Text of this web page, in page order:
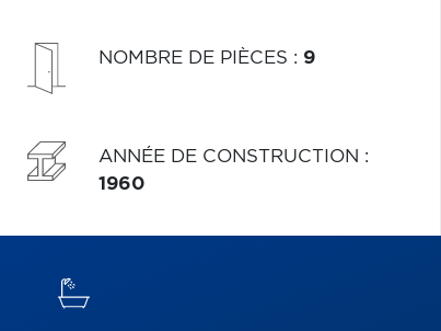
NOMBRE DE PIÈCES : 9
ANNÉE DE CONSTRUCTION :
1960